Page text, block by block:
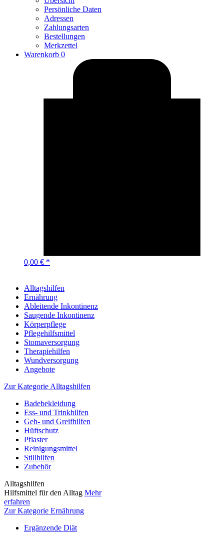
Persönliche Daten
Adressen
Zahlungsarten
Bestellungen
Merkzettel
Warenkorb 0
0,00 € *
Alltagshilfen
Ernährung
Ableitende Inkontinenz
Saugende Inkontinenz
Körperpflege
Pflegehilfsmittel
Stomaversorgung
Therapiehilfen
Wundversorgung
Angebote
Zur Kategorie Alltagshilfen
Badebekleidung
Ess- und Trinkhilfen
Geh- und Greifhilfen
Hüftschutz
Pflaster
Reinigungsmittel
Stillhilfen
Zubehör
Alltagshilfen
Hilfsmittel für den Alltag Mehr
erfahren
Zur Kategorie Ernährung
Ergänzende Diät